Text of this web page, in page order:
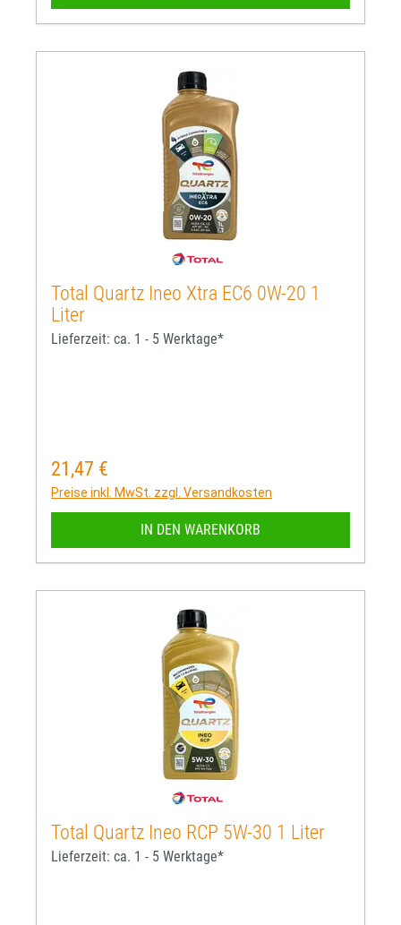
Total Quartz Ineo Xtra EC6 0W-20 1
Liter
Lieferzeit: ca. 1 - 5 Werktage*
Regulärer Preis:
21,47 €
Preise inkl. MwSt. zzgl. Versandkosten
IN DEN WARENKORB
Total Quartz Ineo RCP 5W-30 1 Liter
Lieferzeit: ca. 1 - 5 Werktage*